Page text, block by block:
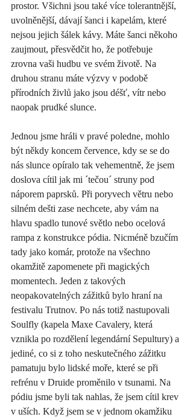
prostor. Všichni jsou také více tolerantnější,
uvolněnější, dávají šanci i kapelám, které
nejsou jejich šálek kávy. Máte šanci někoho
zaujmout, přesvědčit ho, že potřebuje
zrovna vaši hudbu ve svém životě. Na
druhou stranu máte výzvy v podobě
přírodních živlů jako jsou déšť, vítr nebo
naopak prudké slunce.
Jednou jsme hráli v pravé poledne, mohlo
být někdy koncem července, kdy se se do
nás slunce opíralo tak vehementně, že jsem
doslova cítil jak mi ´tečou´ struny pod
náporem paprsků. Při poryvech větru nebo
silném dešti zase nechcete, aby vám na
hlavu spadlo tunové světlo nebo ocelová
rampa z konstrukce pódia. Nicméně bzučím
tady jako komár, protože na všechno
okamžitě zapomenete při magických
momentech. Jeden z takových
neopakovatelných zážitků bylo hraní na
festivalu Trutnov. Po nás totiž nastupovali
Soulfly (kapela Maxe Cavalery, která
vznikla po rozdělení legendární Sepultury) a
jediné, co si z toho neskutečného zážitku
pamatuju bylo lidské moře, které se při
refrénu v Druide proměnilo v tsunami. Na
pódiu jsme byli tak nahlas, že jsem cítil krev
v uších. Když jsem se v jednom okamžiku